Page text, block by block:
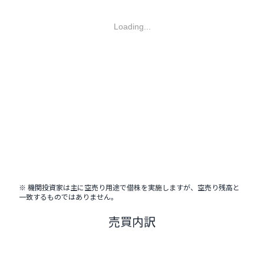
Loading...
※ 機関投資家は主に空売り用途で借株を実施しますが、空売り残高と
一致するものではありません。
売買内訳